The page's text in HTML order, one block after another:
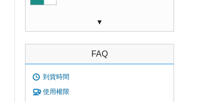
▼
FAQ
到貨時間
使用權限